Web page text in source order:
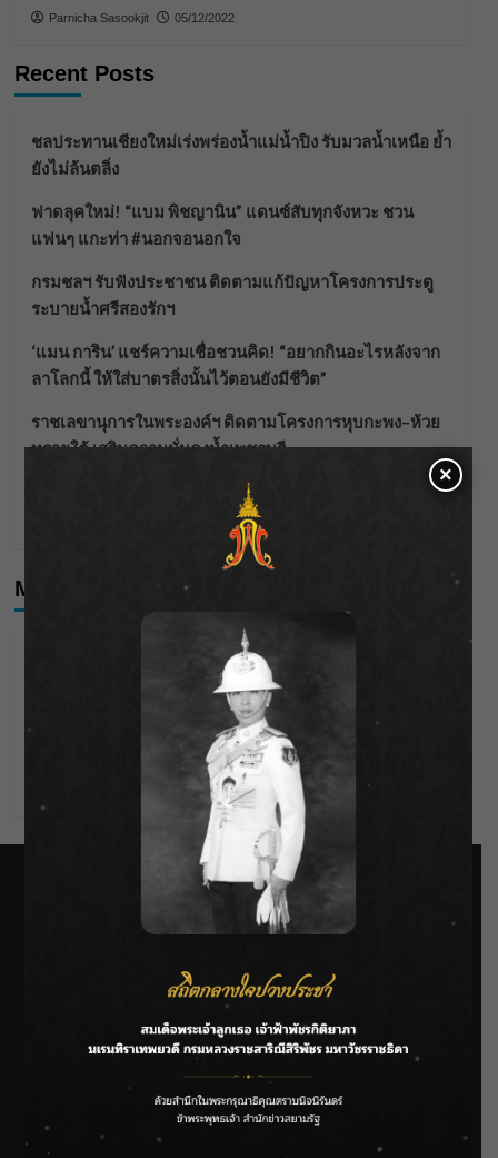
Parnicha Sasookjit 05/12/2022
Recent Posts
ชลประทานเชียงใหม่เร่งพร่องน้ำแม่น้ำปิง รับมวลน้ำเหนือ ย้ำ
ยังไม่ล้นตลิ่ง
ฟาดลุคใหม่! “แบม พิชญานิน” แดนซ์สับทุกจังหวะ ชวน
แฟนๆ แกะท่า #นอกจอนอกใจ
กรมชลฯ รับฟังประชาชน ติดตามแก้ปัญหาโครงการประตู
ระบายน้ำศรีสองรักฯ
‘แมน การิน’ แชร์ความเชื่อชวนคิด! “อยากกินอะไรหลังจาก
ลาโลกนี้ ให้ใส่บาตรสิ่งนั้นไว้ตอนยังมีชีวิต”
ราชเลขานุการในพระองค์ฯ ติดตามโครงการหุบกะพง–ห้วย
ทรายใต้ เสริมความมั่นคงน้ำเพชรบุรี
F.HERO จับมือเกิร์ลกรุ๊ปมาเลเซีย DOLLA ส่งซิงเกิลใหม่สุดส
Meta
SIAMRATH VARIETY
THE BEST ENTERTAINMENT
×